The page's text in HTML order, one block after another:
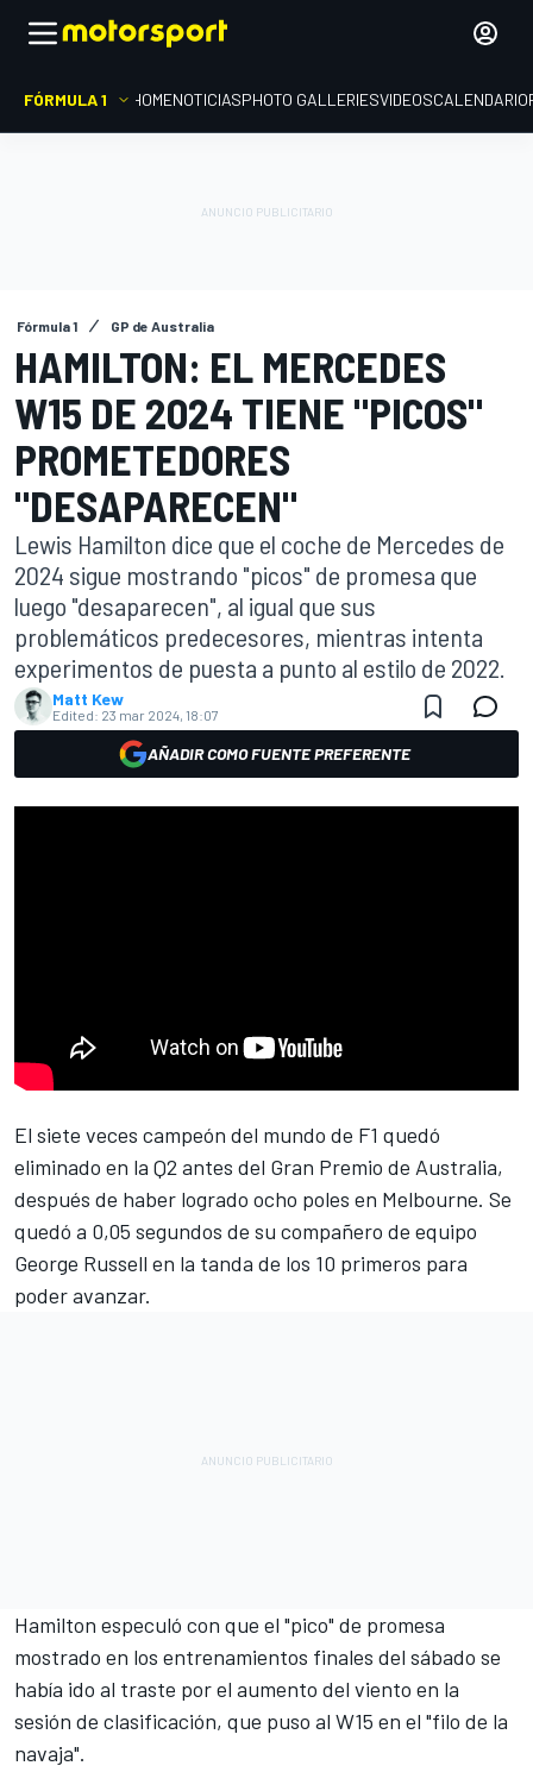
FÓRMULA 1 HOMENOTICIASPHOTO GALLERIESVIDEOSCALENDARIO
Fórmula 1 GP de Australia
HAMILTON: EL MERCEDES
W15 DE 2024 TIENE "PICOS"
PROMETEDORES
"DESAPARECEN"
Lewis Hamilton dice que el coche de Mercedes de
2024 sigue mostrando "picos" de promesa que
luego "desaparecen", al igual que sus
problemáticos predecesores, mientras intenta
experimentos de puesta a punto al estilo de 2022.
Matt Kew
Edited: 23 mar 2024, 18:07
AÑADIR COMO FUENTE PREFERENTE
El siete veces campeón del mundo de F1 quedó
eliminado en la Q2 antes del Gran Premio de Australia,
después de haber logrado ocho poles en Melbourne. Se
quedó a 0,05 segundos de su compañero de equipo
George Russell en la tanda de los 10 primeros para
poder avanzar.
Hamilton especuló con que el "pico" de promesa
mostrado en los entrenamientos finales del sábado se
había ido al traste por el aumento del viento en la
sesión de clasificación, que puso al W15 en el "filo de la
navaja".